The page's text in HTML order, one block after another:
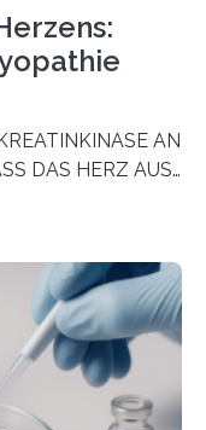
AN
DAS HERZ AUS
bei
(HCM) versagen
der
Würzburg. Die